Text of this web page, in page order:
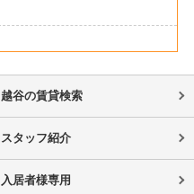
越谷の賃貸検索
スタッフ紹介
入居者様専用